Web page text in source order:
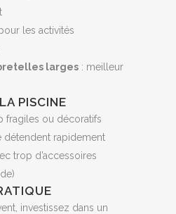
les activités
larges : meilleur
PISCINE
fragiles ou décoratifs
détendent rapidement
trop d’accessoires
investissez dans un